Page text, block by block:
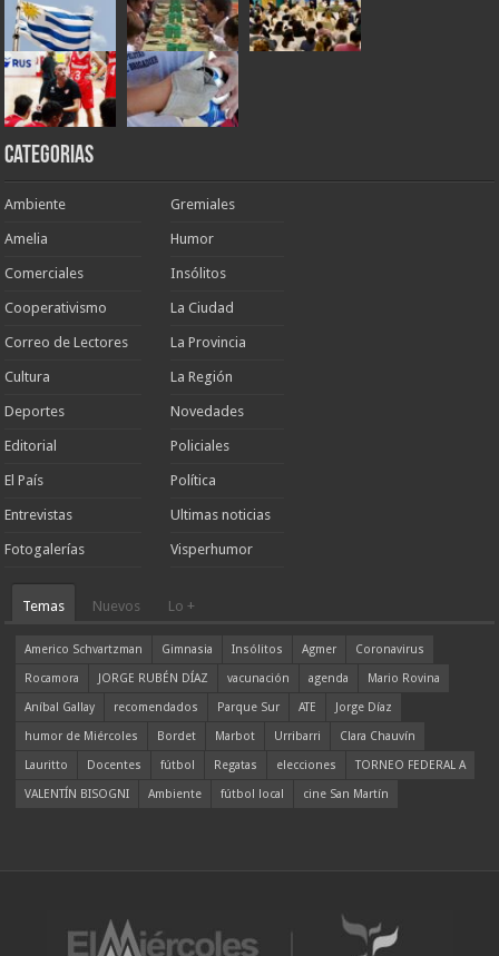
Categorias
Ambiente
Amelia
Comerciales
Cooperativismo
Correo de Lectores
Cultura
Deportes
Editorial
El País
Entrevistas
Fotogalerías
Gremiales
Humor
Insólitos
La Ciudad
La Provincia
La Región
Novedades
Policiales
Política
Ultimas noticias
Visperhumor
Temas Nuevos Lo +
Americo Schvartzman Gimnasia Insólitos Agmer
Coronavirus
Rocamora
JORGE RUBÉN DÍAZ vacunación agenda
Mario Rovina
Aníbal Gallay
recomendados Parque Sur ATE
Jorge Díaz
humor de Miércoles
Bordet Marbot Urribarri
Clara Chauvín
Lauritto
Docentes fútbol Regatas elecciones
TORNEO FEDERAL A
VALENTÍN BISOGNI
Ambiente fútbol local cine San Martín